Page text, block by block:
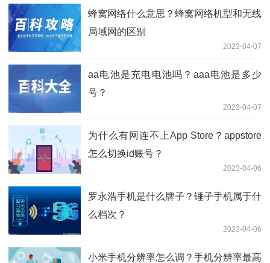
蜂窝网络什么意思？蜂窝网络机型和无线
局域网的区别
2023-04-07
aa电池是充电电池吗？aaa电池是多少
号？
2023-04-07
为什么有网连不上App Store？appstore
怎么切换id账号？
2023-04-06
罗永浩手机是什么牌子？锤子手机属于什
么档次？
2023-04-06
小米手机分辨率怎么调？手机分辨率最高